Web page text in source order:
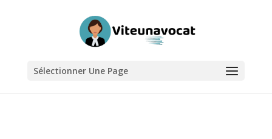
Sélectionner Une Page